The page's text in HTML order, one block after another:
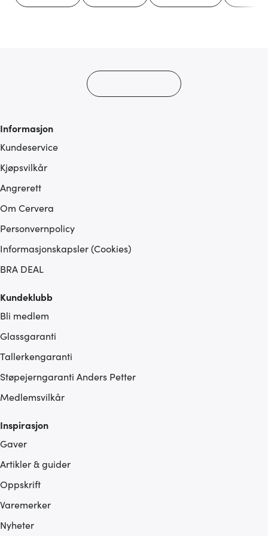
Informasjon
Kundeservice
Kjøpsvilkår
Angrerett
Om Cervera
Personvernpolicy
Informasjonskapsler (Cookies)
BRA DEAL
Kundeklubb
Bli medlem
Glassgaranti
Tallerkengaranti
Støpejerngaranti Anders Petter
Medlemsvilkår
Inspirasjon
Gaver
Artikler & guider
Oppskrift
Varemerker
Nyheter